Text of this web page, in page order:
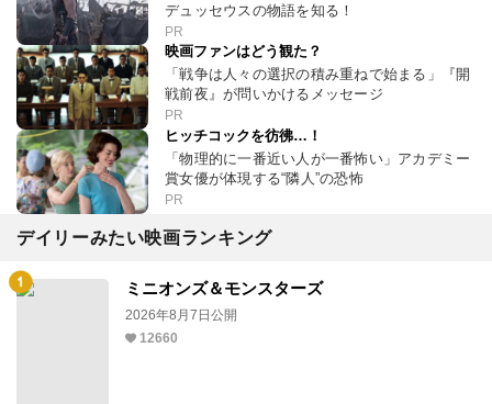
デュッセウスの物語を知る！
PR
映画ファンはどう観た？
「戦争は人々の選択の積み重ねで始まる」『開
戦前夜』が問いかけるメッセージ
PR
ヒッチコックを彷彿…！
「物理的に一番近い人が一番怖い」アカデミー
賞女優が体現する“隣人”の恐怖
PR
デイリーみたい映画ランキング
ミニオンズ＆モンスターズ
2026年8月7日公開
12660